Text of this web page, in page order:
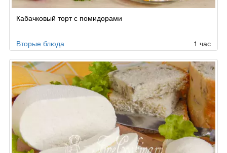
Кабачковый торт с помидорами
Вторые блюда 1 час